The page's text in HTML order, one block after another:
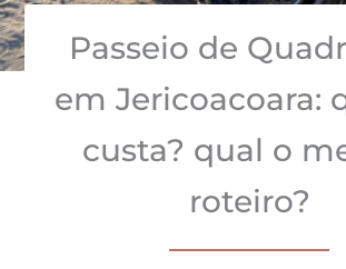
Passeio de
em Jericoacoara:
custa? qual o
roteiro?